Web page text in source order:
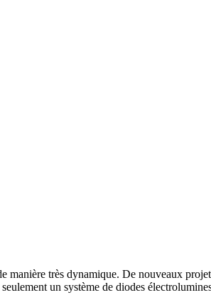
manière très dynamique. De nouveaux
un système de diodes